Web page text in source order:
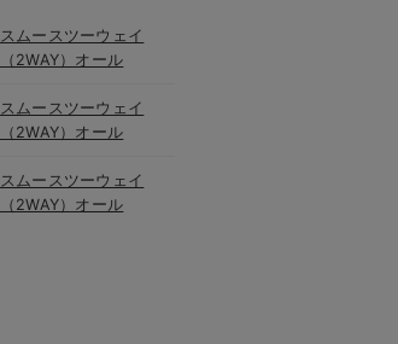
スムースツーウェイ
（2WAY）オール
スムースツーウェイ
（2WAY）オール
スムースツーウェイ
（2WAY）オール